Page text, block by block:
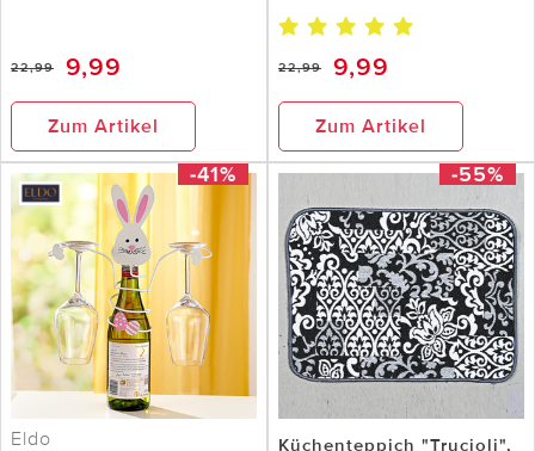
22,99 9,99
Zum Artikel
22,99 9,99
Zum Artikel
-41%
Eldo
-55%
Küchenteppich "Trucioli",